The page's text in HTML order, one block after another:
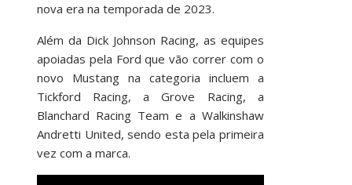
nova era na temporada de 2023.
Além da Dick Johnson Racing, as equipes
apoiadas pela Ford que vão correr com o
novo Mustang na categoria incluem a
Tickford Racing, a Grove Racing, a
Blanchard Racing Team e a Walkinshaw
Andretti United, sendo esta pela primeira
vez com a marca.